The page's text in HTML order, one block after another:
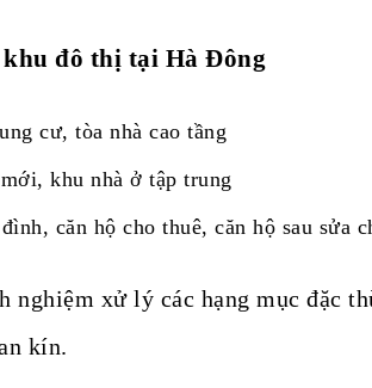
khu đô thị tại Hà Đông
cư, tòa nhà cao tầng
khu nhà ở tập trung
căn hộ cho thuê, căn hộ sau sửa
nghiệm xử lý các hạng mục đặc
kín.